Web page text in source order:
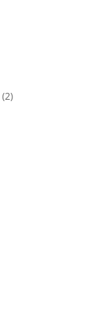
(2)